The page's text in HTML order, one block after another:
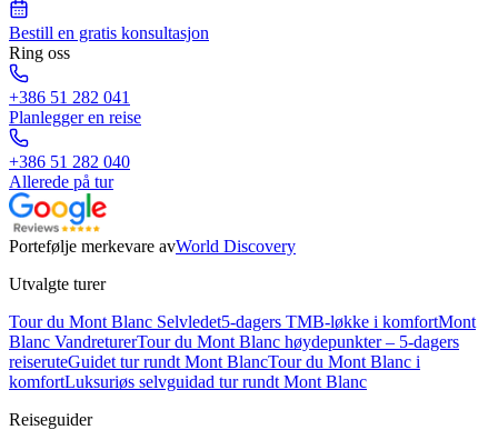
Bestill en gratis konsultasjon
Ring oss
+386 51 282 041
Planlegger en reise
+386 51 282 040
Allerede på tur
Portefølje merkevare avWorld Discovery
Utvalgte turer
Tour du Mont Blanc Selvledet5-dagers TMB-løkke i komfortMont
Blanc VandreturerTour du Mont Blanc høydepunkter – 5-dagers
reiseruteGuidet tur rundt Mont BlancTour du Mont Blanc i
komfortLuksuriøs selvguidad tur rundt Mont Blanc
Reiseguider